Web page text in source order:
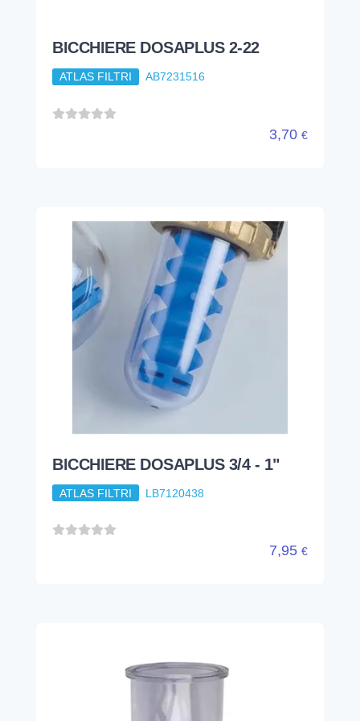
BICCHIERE DOSAPLUS 3/4 - 1"
ATLAS FILTRI LB7120438
BICCHIERE DOSAPOL 1/2/3/7/8/9
AB7231514